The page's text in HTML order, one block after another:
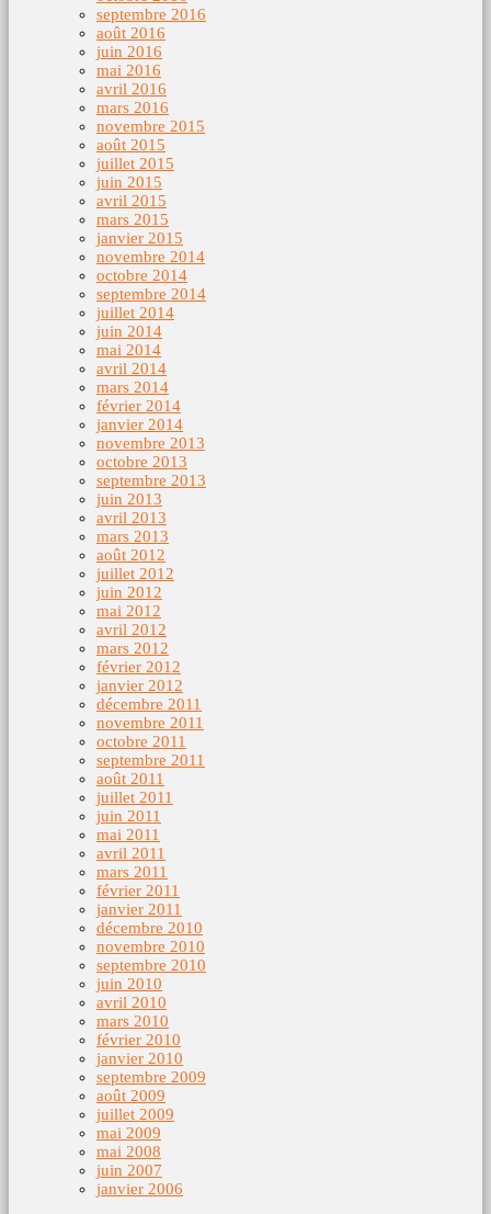
septembre 2016
août 2016
juin 2016
mai 2016
avril 2016
mars 2016
novembre 2015
août 2015
juillet 2015
juin 2015
avril 2015
mars 2015
janvier 2015
novembre 2014
octobre 2014
septembre 2014
juillet 2014
juin 2014
mai 2014
avril 2014
mars 2014
février 2014
janvier 2014
novembre 2013
octobre 2013
septembre 2013
juin 2013
avril 2013
mars 2013
août 2012
juillet 2012
juin 2012
mai 2012
avril 2012
mars 2012
février 2012
janvier 2012
décembre 2011
novembre 2011
octobre 2011
septembre 2011
août 2011
juillet 2011
juin 2011
mai 2011
avril 2011
mars 2011
février 2011
janvier 2011
décembre 2010
novembre 2010
septembre 2010
juin 2010
avril 2010
mars 2010
février 2010
janvier 2010
septembre 2009
août 2009
juillet 2009
mai 2009
mai 2008
juin 2007
janvier 2006